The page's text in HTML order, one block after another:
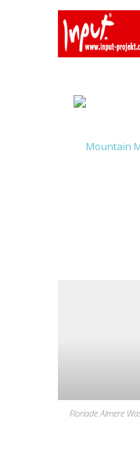
Floriade Almere